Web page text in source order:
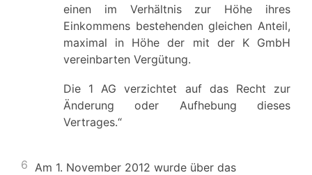
einen im Verhältnis zur Höhe ihres
Einkommens bestehenden gleichen Anteil,
maximal in Höhe der mit der K GmbH
vereinbarten Vergütung.
Die 1 AG verzichtet auf das Recht zur
Änderung oder Aufhebung dieses
Vertrages.“
6 Am 1. November 2012 wurde über das